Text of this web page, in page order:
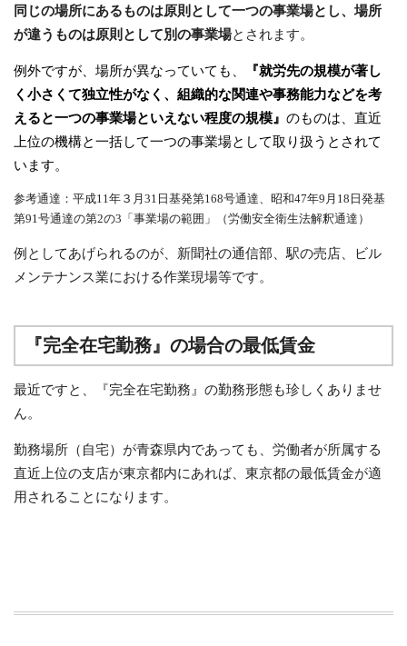
同じの場所にあるものは原則として一つの事業場とし、場所
が違うものは原則として別の事業場とされます。
例外ですが、場所が異なっていても、
『就労先の規模が著し
く小さくて独立性がなく、組織的な関連や事務能力などを考
えると一つの事業場といえない程度の規模』 のものは、直近
上位の機構と一括して一つの事業場として取り扱うとされて
います。
参考通達：平成11年３月31日基発第168号通達、昭和47年9月18日発基
第91号通達の第2の3「事業場の範囲」（労働安全衛生法解釈通達）
例としてあげられるのが、新聞社の通信部、駅の売店、ビル
メンテナンス業における作業現場等です。
『完全在宅勤務』の場合の最低賃金
最近ですと、『完全在宅勤務』の勤務形態も珍しくありませ
ん。
勤務場所（自宅）が青森県内であっても、労働者が所属する
直近上位の支店が東京都内にあれば、東京都の最低賃金が適
用されることになります。